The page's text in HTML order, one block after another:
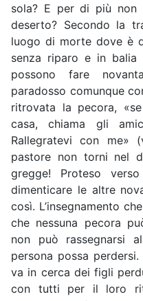
sola? E per di più
deserto? Secondo la
luogo di morte dove è
senza riparo e in
possono fare
paradosso comunque
ritrovata la pecora,
casa, chiama gli
Rallegratevi con me»
pastore non torni nel
gregge! Proteso
dimenticare le altre
così. L’insegnamento
che nessuna pecora
non può rassegnarsi
persona possa
va in cerca dei figli
con tutti per il loro